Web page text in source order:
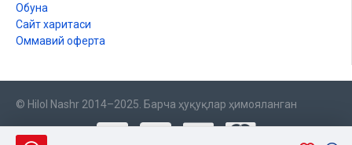
Обуна
Сайт харитаси
Оммавий оферта
© Hilol Nashr 2014–2025. Барча ҳуқуқлар ҳимояланган